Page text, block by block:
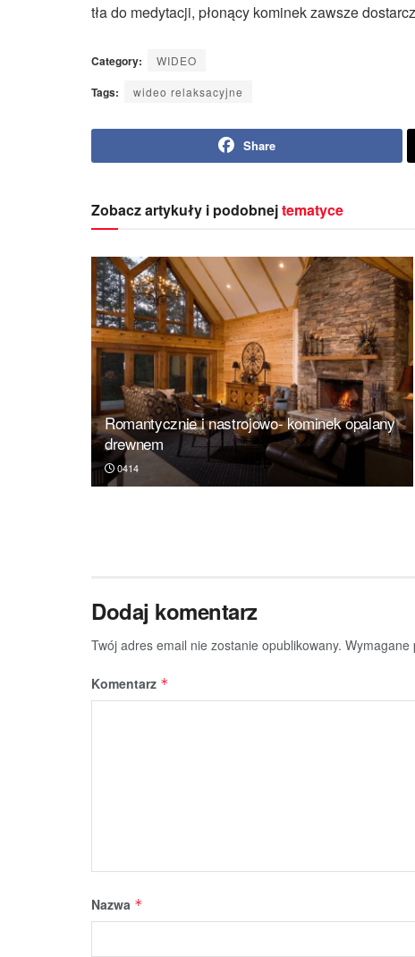
tła do medytacji, płonący kominek zawsze
Category: WIDEO
Tags: wideo relaksacyjne
Share
Zobacz artykuły i podobnejtematyce
Romantycznie i nastrojowo- kominek opalany
drewnem
0414
Dodaj komentarz
Twój adres email nie zostanie opublikowany. Wymagane
Komentarz *
Nazwa *